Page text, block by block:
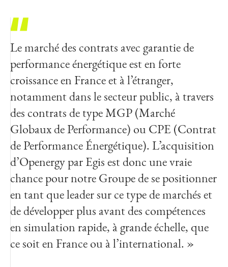
Le marché des contrats avec garantie de
performance énergétique est en forte
croissance en France et à l’étranger,
notamment dans le secteur public, à travers
des contrats de type MGP (Marché
Globaux de Performance) ou CPE (Contrat
de Performance Énergétique). L’acquisition
d’Openergy par Egis est donc une vraie
chance pour notre Groupe de se positionner
en tant que leader sur ce type de marchés et
de développer plus avant des compétences
en simulation rapide, à grande échelle, que
ce soit en France ou à l’international. »
Après plusieurs années de R&D, les
solutions logicielles et de service d’Openergy
sont à présent pleinement opérationnelles.
Nous cherchions maintenant à accélérer
fortement notre développement commercial
; c’est pourquoi nous sommes très
enthousiastes à l’idée de rejoindre le Groupe
Egis. Ensemble, nous pourrons nous
positionner en tant que leaders sur les
marchés de la Garantie de Performance des
bâtiments et de la massification de la
rénovation. Nous continuerons également
à développer et commercialiser nos logiciels